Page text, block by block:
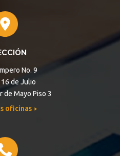
No. 9
16 de Julio
de Mayo Piso 3
oficinas